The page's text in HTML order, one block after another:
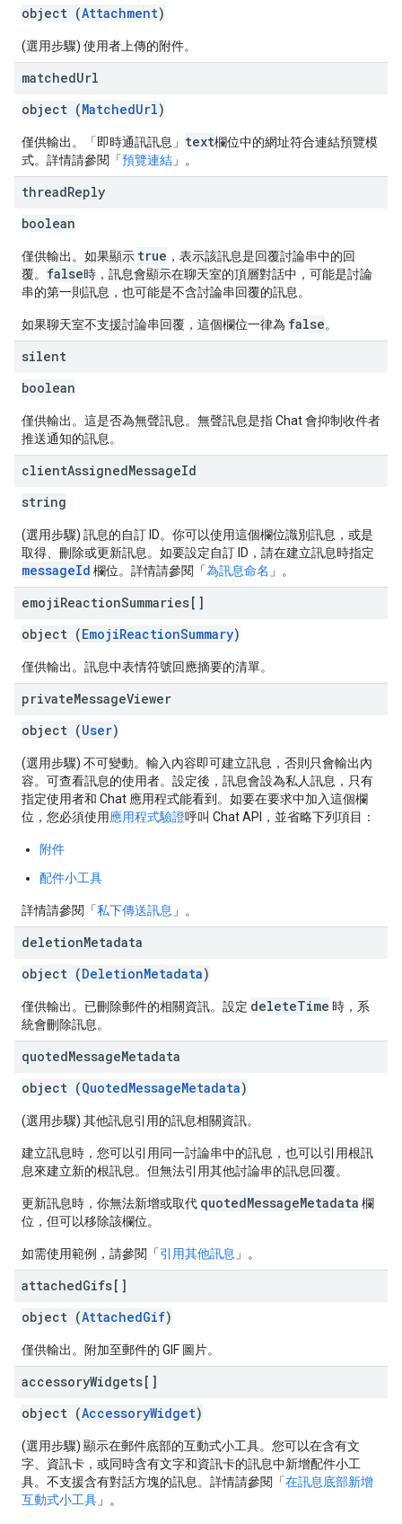
object (Attachment)
(選用步驟) 使用者上傳的附件。
matchedUrl
object (MatchedUrl)
僅供輸出。「即時通訊訊息」 text欄位中的網址符合連結預覽模
式。詳情請參閱「預覽連結 」。
threadReply
boolean
僅供輸出。如果顯示 true ，表示該訊息是回覆討論串中的回
覆。 false時，訊息會顯示在聊天室的頂層對話中，可能是討論
串的第一則訊息，也可能是不含討論串回覆的訊息。
如果聊天室不支援討論串回覆，這個欄位一律為 false。
silent
boolean
僅供輸出。這是否為無聲訊息。無聲訊息是指 Chat 會抑制收件者
推送通知的訊息。
clientAssignedMessageId
string
(選用步驟) 訊息的自訂 ID。你可以使用這個欄位識別訊息，或是
取得、刪除或更新訊息。如要設定自訂 ID，請在建立訊息時指定
messageId 欄位。詳情請參閱「為訊息命名 」。
emojiReactionSummaries[]
object (EmojiReactionSummary)
僅供輸出。訊息中表情符號回應摘要的清單。
privateMessageViewer
object (User)
(選用步驟) 不可變動。輸入內容即可建立訊息，否則只會輸出內
容。可查看訊息的使用者。設定後，訊息會設為私人訊息，只有
指定使用者和 Chat 應用程式能看到。如要在要求中加入這個欄
位，您必須使用 應用程式驗證呼叫 Chat API，並省略下列項目：
附件
配件小工具
詳情請參閱「私下傳送訊息 」。
deletionMetadata
object (DeletionMetadata)
僅供輸出。已刪除郵件的相關資訊。設定 deleteTime 時，系
統會刪除訊息。
quotedMessageMetadata
object (QuotedMessageMetadata)
(選用步驟) 其他訊息引用的訊息相關資訊。
建立訊息時，您可以引用同一討論串中的訊息，也可以引用根訊
息來建立新的根訊息。但無法引用其他討論串的訊息回覆。
更新訊息時，你無法新增或取代 quotedMessageMetadata 欄
位，但可以移除該欄位。
如需使用範例，請參閱「引用其他訊息 」。
attachedGifs[]
object (AttachedGif)
僅供輸出。附加至郵件的 GIF 圖片。
accessoryWidgets[]
object (AccessoryWidget)
(選用步驟) 顯示在郵件底部的互動式小工具。您可以在含有文
字、資訊卡，或同時含有文字和資訊卡的訊息中新增配件小工
具。不支援含有對話方塊的訊息。詳情請參閱「在訊息底部新增
互動式小工具 」。